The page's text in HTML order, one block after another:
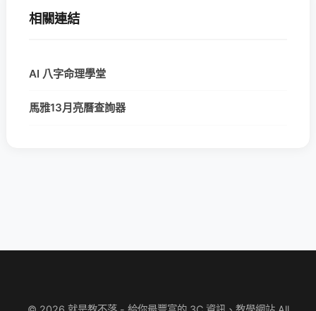
相關連結
AI 八字命理學堂
馬雅13月亮曆查詢器